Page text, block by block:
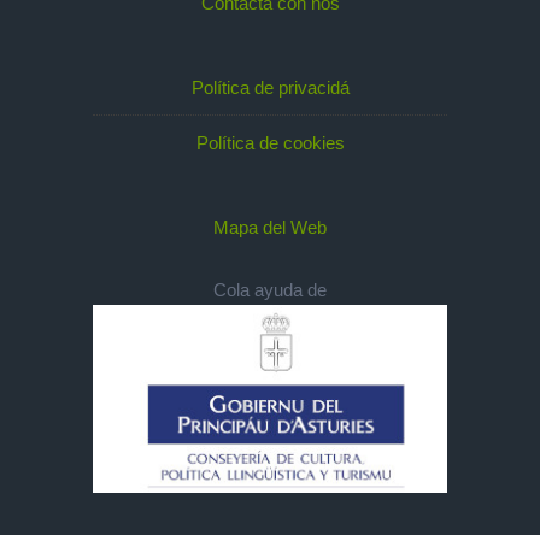
Política de privacidá
Política de cookies
Mapa del Web
Cola ayuda de